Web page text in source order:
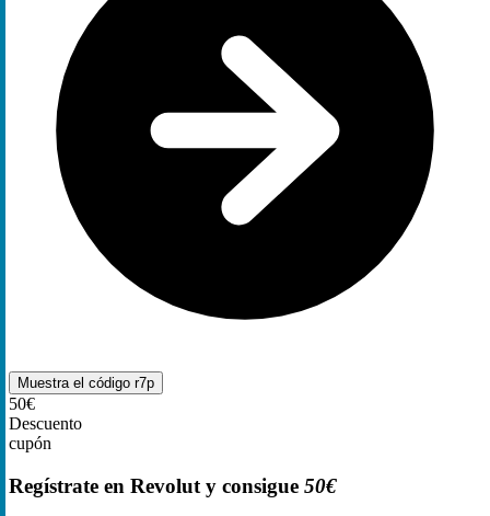
Muestra el código r7p
50€
Descuento
cupón
Regístrate en Revolut y consigue 50€